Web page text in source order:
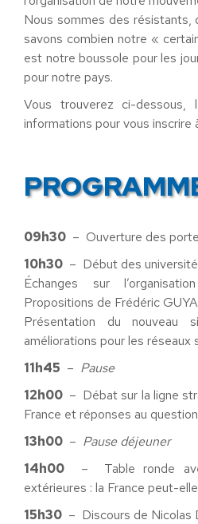
Nous sommes des résistants,
savons combien notre «
est notre boussole pour les
pour notre pays.
Vous trouverez ci-
informations pour vous inscrire
09h30 – Ouverture des
10h30 – Début des
Échanges sur
Propositions de Frédéric
Présentation du
améliorations pour les réseaux
11h45 – Pause
12h00 – Débat sur la ligne
France et réponses au
13h00 – Pause déjeuner
14h00 – Table ronde
extérieures : la France peut-
15h30 – Discours de Nicolas